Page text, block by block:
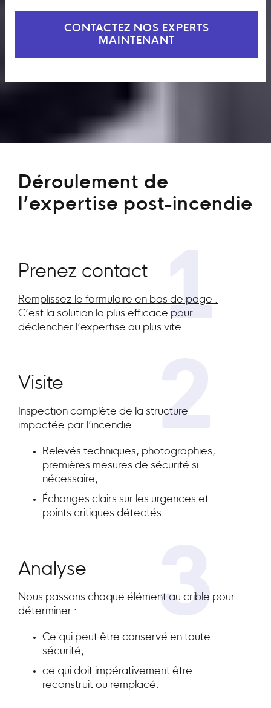
CONTACTEZ NOS EXPERTS
MAINTENANT
Déroulement de
l’expertise post-incendie
1
Prenez contact
Remplissez le formulaire en bas de page :
C’est la solution la plus efficace pour
déclencher l’expertise au plus vite.
2
Visite
Inspection complète de la structure
impactée par l’incendie :
Relevés techniques, photographies,
premières mesures de sécurité si
nécessaire,
Échanges clairs sur les urgences et
points critiques détectés.
3
Analyse
Nous passons chaque élément au crible pour
déterminer :
Ce qui peut être conservé en toute
sécurité,
ce qui doit impérativement être
reconstruit ou remplacé.